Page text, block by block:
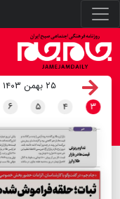
۲۵ بهمن ۱۴۰۳
۳ ۴ ۵ ۶